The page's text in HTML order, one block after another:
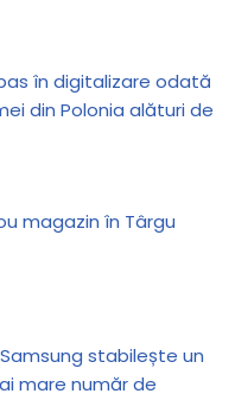
în digitalizare odată
din Polonia alături de
magazin în Târgu
stabilește un
mare număr de